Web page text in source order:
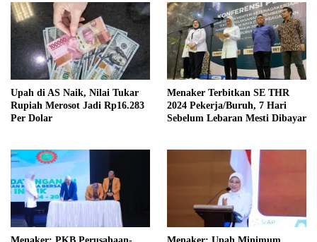
Upah di AS Naik, Nilai Tukar
Rupiah Merosot Jadi Rp16.283
Per Dolar
Menaker Terbitkan SE THR
2024 Pekerja/Buruh, 7 Hari
Sebelum Lebaran Mesti Dibayar